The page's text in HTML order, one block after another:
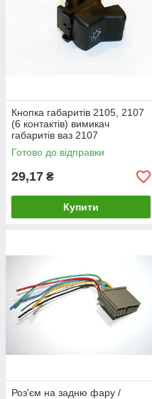
Кнопка габаритів 2105, 2107
(6 контактів) вимикач
габаритів ваз 2107
Готово до відправки
29,17 ₴
Купити
Роз'єм на задню фару /